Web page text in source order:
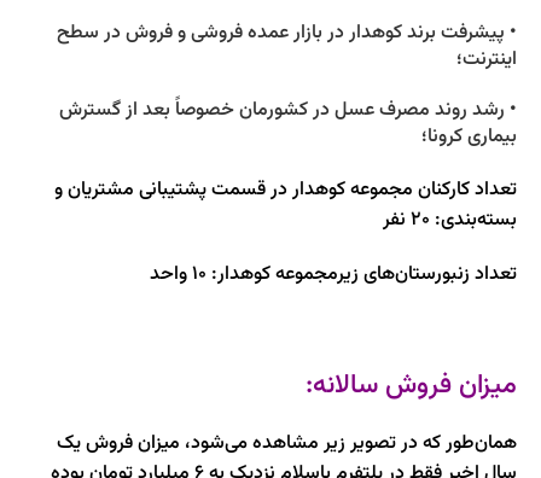
• پیشرفت برند کوهدار در بازار عمده فروشی و فروش در سطح
اینترنت؛
• رشد روند مصرف عسل در کشورمان خصوصاً بعد از گسترش
بیماری کرونا؛
تعداد کارکنان مجموعه کوهدار در قسمت پشتیبانی مشتریان و
بسته‌بندی: 20 نفر
تعداد زنبورستان‌های زیرمجموعه کوهدار: 10 واحد
میزان فروش سالانه:
همان‌طور که در تصویر زیر مشاهده می‌شود، میزان فروش یک